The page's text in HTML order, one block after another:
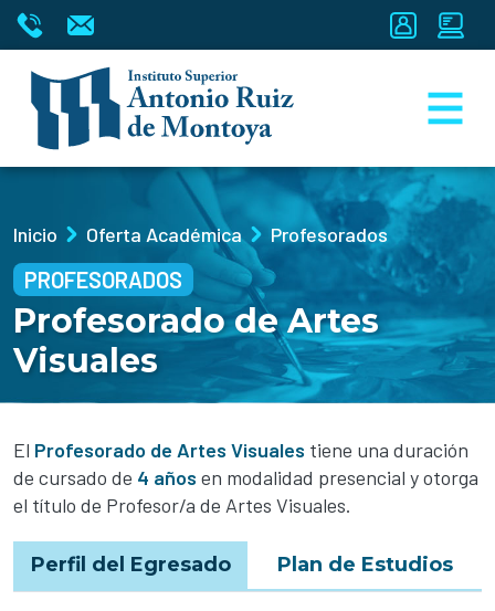
Inicio Oferta Académica Profesorados
PROFESORADOS
Profesorado de Artes
Visuales
El Profesorado de Artes Visuales tiene una duración
de cursado de 4 años en modalidad presencial y otorga
el título de Profesor/a de Artes Visuales.
Perfil del Egresado Plan de Estudios